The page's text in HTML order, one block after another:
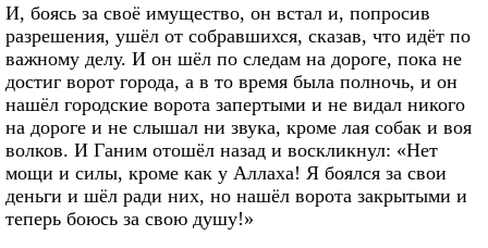
И, боясь за своё имущество, он встал и, попросив
разрешения, ушёл от собравшихся, сказав, что идёт по
важному делу. И он шёл по следам на дороге, пока не
достиг ворот города, а в то время была полночь, и он
нашёл городские ворота запертыми и не видал никого
на дороге и не слышал ни звука, кроме лая собак и воя
волков. И Ганим отошёл назад и воскликнул: «Нет
мощи и силы, кроме как у Аллаха! Я боялся за свои
деньги и шёл ради них, но нашёл ворота закрытыми и
теперь боюсь за свою душу!»